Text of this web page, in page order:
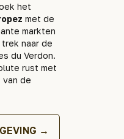
het
met de
markten
naar de
du Verdon.
rust met
de
→